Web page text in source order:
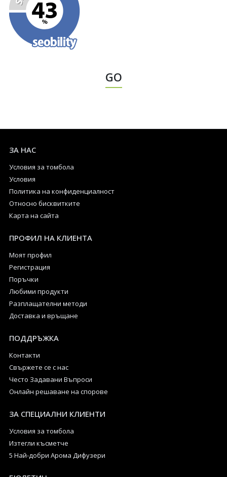
GO
ЗА НАС
Условия за томбола
Условия
Политика на конфиденциалност
Относно бисквитките
Карта на сайта
ПРОФИЛ НА КЛИЕНТА
Моят профил
Регистрация
Поръчки
Любими продукти
Разплащателни методи
Доставка и връщане
ПОДДРЪЖКА
Контакти
Свържете се с нас
Често Задавани Въпроси
Онлайн решаване на спорове
ЗА СПЕЦИАЛНИ КЛИЕНТИ
Условия за томбола
Изтегли късметче
5 Най-добри Арома Дифузери